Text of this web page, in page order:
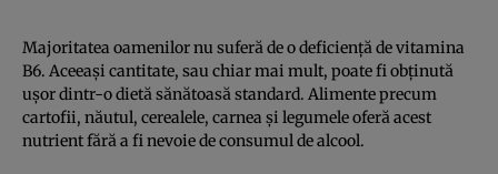
Majoritatea oamenilor nu suferă de o deficiență de vitamina
B6. Aceeași cantitate, sau chiar mai mult, poate fi obținută
ușor dintr-o dietă sănătoasă standard. Alimente precum
cartofii, năutul, cerealele, carnea și legumele oferă acest
nutrient fără a fi nevoie de consumul de alcool.